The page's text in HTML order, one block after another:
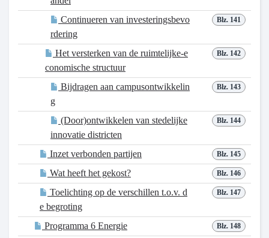
Blz. 141
Continueren van investeringsbevo
rdering
Blz. 142
Het versterken van de ruimtelijke-e
conomische structuur
Blz. 143
Bijdragen aan campusontwikkelin
g
Blz. 144
(Door)ontwikkelen van stedelijke
innovatie districten
Blz. 145
Inzet verbonden partijen
Blz. 146
Wat heeft het gekost?
Blz. 147
Toelichting op de verschillen t.o.v. d
e begroting
Blz. 148
Programma 6 Energie